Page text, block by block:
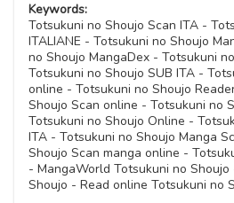
Capitolo 21
Capitolo 17
Capitolo 16
Capitolo 14
Capitolo 13
Capitolo 12
Capitolo 08
Capitolo 07
Capitolo 06
Capitolo 04
Capitolo 03
Capitolo 02
Keywords:
Totsukuni no Shoujo Scan ITA -
ITALIANE - Totsukuni no Shoujo
no Shoujo MangaDex - Totsukuni
Totsukuni no Shoujo SUB ITA -
online - Totsukuni no Shoujo
Shoujo Scan online - Totsukuni no
Totsukuni no Shoujo Online -
ITA - Totsukuni no Shoujo Manga
Shoujo Scan manga online -
- MangaWorld Totsukuni no
Shoujo - Read online Totsukuni no